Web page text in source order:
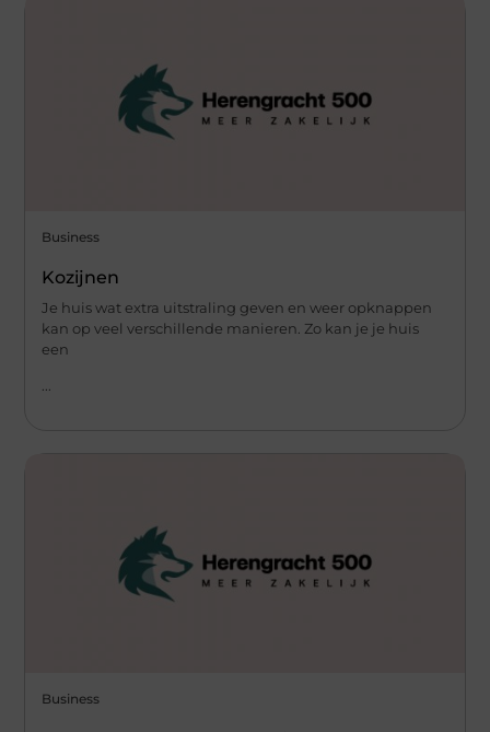
Business
Kozijnen
Je huis wat extra uitstraling geven en weer opknappen
kan op veel verschillende manieren. Zo kan je je huis
een
...
Business